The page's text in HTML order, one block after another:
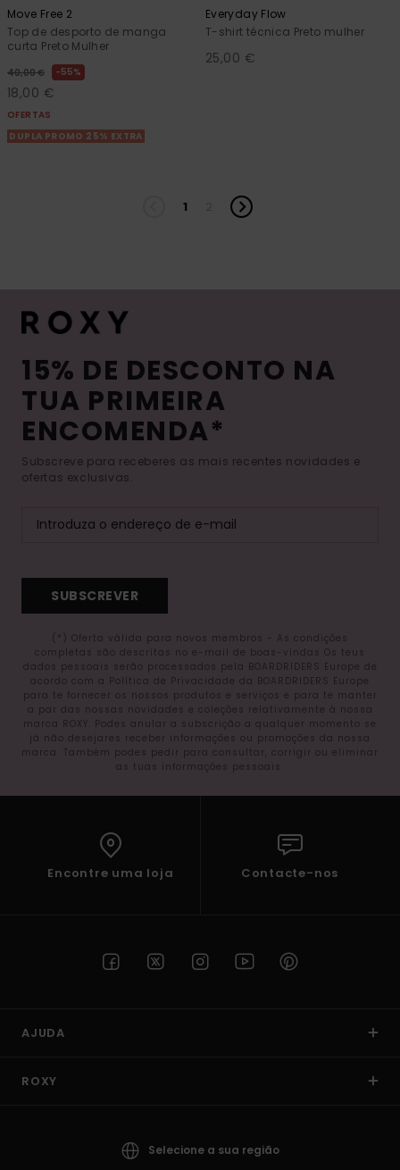
Move Free 2
Top de desporto de manga
curta Preto Mulher
40,00 € 55%
18,00 €
OFERTAS
DUPLA PROMO 25% EXTRA
Everyday Flow
T-shirt técnica Preto mulher
25,00 €
1
15% DE DESCONTO NA
TUA PRIMEIRA
ENCOMENDA*
Subscreve para receberes as mais recentes novidades e
ofertas exclusivas.
SUBSCREVER
(*) Oferta válida para novos membros - As condições
completas são descritas no e-mail de boas-vindas Os teus
dados pessoais serão processados pela BOARDRIDERS Europe de
acordo com a Política de Privacidade da BOARDRIDERS Europe
para te fornecer os nossos produtos e serviços e para te manter
a par das nossas novidades e coleções relativamente à nossa
marca ROXY. Podes anular a subscrição a qualquer momento se
já não desejares receber informações ou promoções da nossa
marca. Também podes pedir para consultar, corrigir ou eliminar
as tuas informações pessoais.
Encontre uma loja Contacte-nos
AJUDA
ROXY
Selecione a sua região